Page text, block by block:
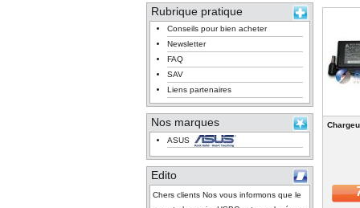
Rubrique pratique
Conseils pour bien acheter
Newsletter
FAQ
SAV
Liens partenaires
Nos marques
ASUS
Edito
Chers clients Nos vous informons que le